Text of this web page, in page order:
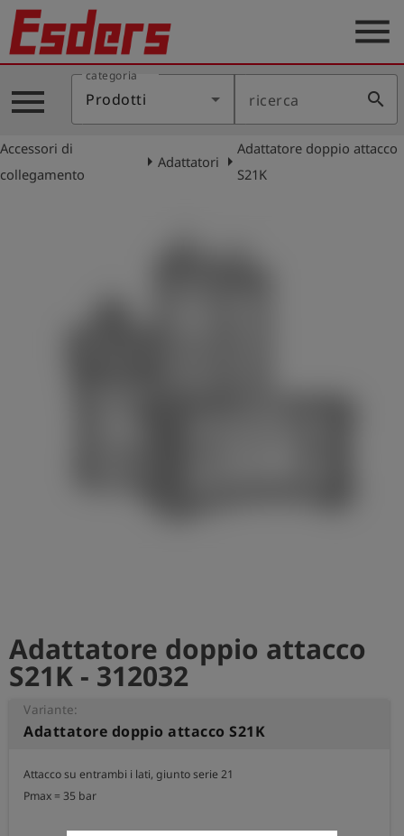
Prodotti
Applicazione
Assistenza
menu
menu
categoria
Prodotti ricerca search
Accessori di
collegamento
arrow_rightAdattatori arrow_right
Adattatore doppio attacco
S21K
Adattatore doppio attacco
S21K - 312032
Variante:
Adattatore doppio attacco S21K
Attacco su entrambi i lati, giunto serie 21
Pmax = 35 bar